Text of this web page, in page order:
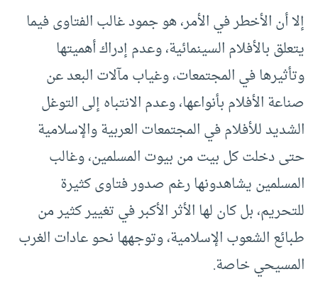
إلا أن الأخطر في الأمر، هو جمود غالب الفتاوى فيما
يتعلق بالأفلام السينمائية، وعدم إدراك أهميتها
وتأثيرها في المجتمعات، وغياب مآلات البعد عن
صناعة الأفلام بأنواعها، وعدم الانتباه إلى التوغل
الشديد للأفلام في المجتمعات العربية والإسلامية
حتى دخلت كل بيت من بيوت المسلمين، وغالب
المسلمين يشاهدونها رغم صدور فتاوى كثيرة
للتحريم، بل كان لها الأثر الأكبر في تغيير كثير من
طبائع الشعوب الإسلامية، وتوجهها نحو عادات الغرب
المسيحي خاصة.